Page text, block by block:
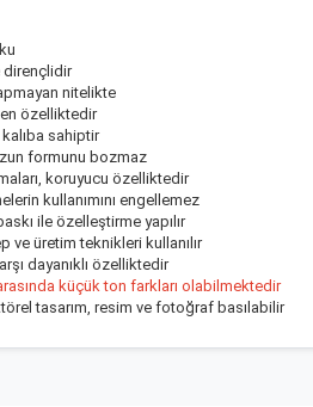
dirençlidir
nitelikte
özelliktedir
sahiptir
formunu bozmaz
koruyucu özelliktedir
kullanımını engellemez
ile özelleştirme yapılır
ve üretim teknikleri kullanılır
dayanıklı özelliktedir
küçük ton farkları olabilmektedir
tasarım, resim ve fotoğraf basılabilir